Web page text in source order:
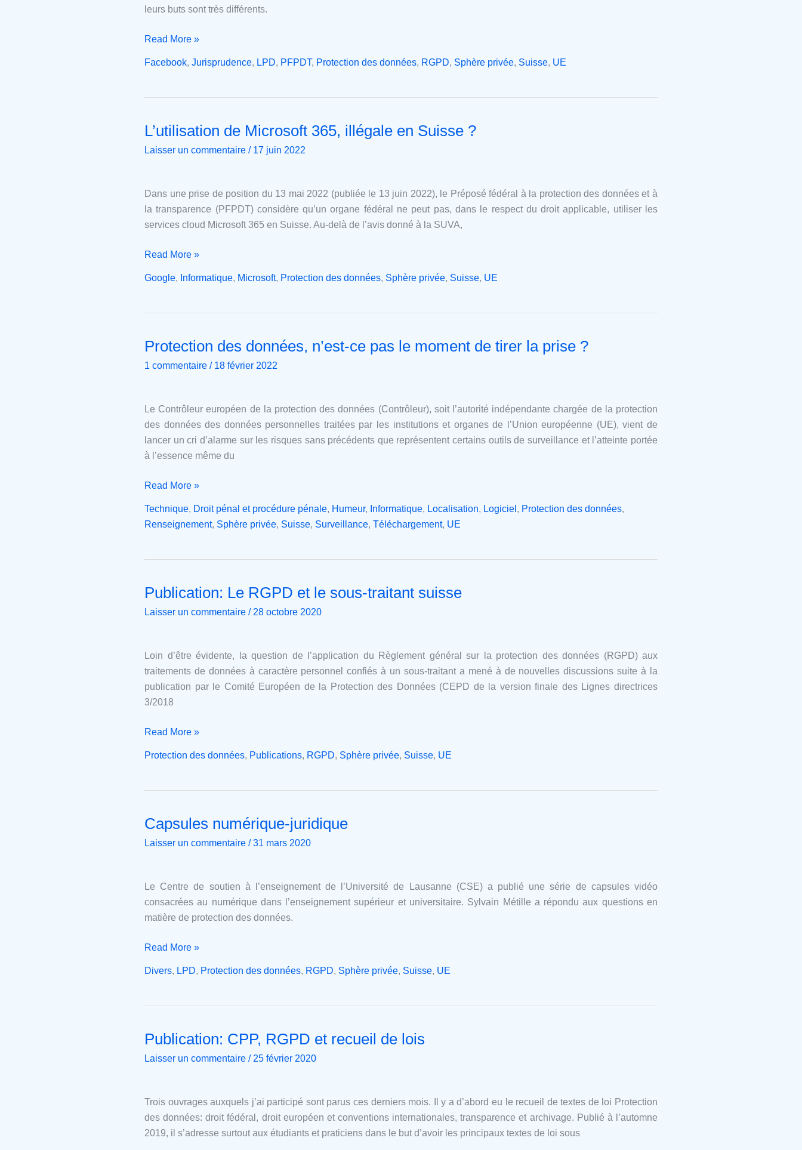
leurs buts sont très différents.
Read More »
Facebook, Jurisprudence, LPD, PFPDT, Protection des données, RGPD, Sphère privée, Suisse, UE
L’utilisation de Microsoft 365, illégale en Suisse ?
Laisser un commentaire / 17 juin 2022
Dans une prise de position du 13 mai 2022 (publiée le 13 juin 2022), le Préposé fédéral à la protection des données et à
la transparence (PFPDT) considère qu’un organe fédéral ne peut pas, dans le respect du droit applicable, utiliser les
services cloud Microsoft 365 en Suisse. Au-delà de l’avis donné à la SUVA,
L’utilisation
de
illégale
en
Suisse
Read More »
Google, Informatique, Microsoft, Protection des données, Sphère privée, Suisse, UE
Protection des données, n’est-ce pas le moment de tirer la prise ?
1 commentaire / 18 février 2022
Le Contrôleur européen de la protection des données (Contrôleur), soit l’autorité indépendante chargée de la protection
des données des données personnelles traitées par les institutions et organes de l’Union européenne (UE), vient de
lancer un cri d’alarme sur les risques sans précédents que représentent certains outils de surveillance et l’atteinte portée
à l’essence même du
Protection
des
ce
pas
le
moment
tirer
prise ?
Read More »
Technique, Droit pénal et procédure pénale, Humeur, Informatique, Localisation, Logiciel , Protection des données,
Renseignement, Sphère privée, Suisse, Surveillance, Téléchargement, UE
Publication: Le RGPD et le sous-traitant suisse
Laisser un commentaire / 28 octobre 2020
Loin d’être évidente, la question de l’application du Règlement général sur la protection des données (RGPD) aux
traitements de données à caractère personnel confiés à un sous-traitant a mené à de nouvelles discussions suite à la
publication par le Comité Européen de la Protection des Données (CEPD de la version finale des Lignes directrices
3/2018
Publication:
Le
le
sous-
traitant
suisse
Read More »
Protection des données, Publications, RGPD, Sphère privée, Suisse, UE
Capsules numérique-juridique
Laisser un commentaire /31 mars 2020
Le Centre de soutien à l’enseignement de l’Université de Lausanne (CSE) a publié une série de capsules vidéo
consacrées au numérique dans l’enseignement supérieur et universitaire. Sylvain Métille a répondu aux questions en
matière de protection des données.
Capsules
numérique-
Read More »
Divers, LPD, Protection des données, RGPD, Sphère privée, Suisse, UE
Publication: CPP, RGPD et recueil de lois
Laisser un commentaire / 25 février 2020
Trois ouvrages auxquels j’ai participé sont parus ces derniers mois. Il y a d’abord eu le recueil de textes de loi Protection
des données: droit fédéral, droit européen et conventions internationales, transparence et archivage. Publié à l’automne
2019, il s’adresse surtout aux étudiants et praticiens dans le but d’avoir les principaux textes de loi sous
Publication:
CPP,
recueil
de
lois